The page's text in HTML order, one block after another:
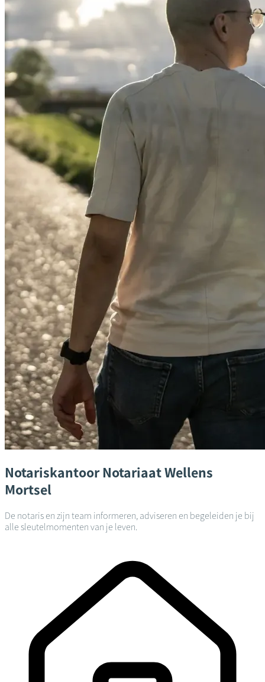
Notariskantoor Notariaat Wellens
Mortsel
De notaris en zijn team informeren, adviseren en begeleiden je bij
alle sleutelmomenten van je leven.